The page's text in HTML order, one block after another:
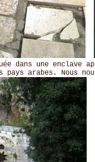
dans une enclave
arabes. Nous